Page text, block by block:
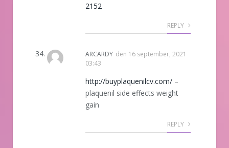
2152
REPLY
ARCARDY den 16 september, 2021
03:43
http://buyplaquenilcv.com/ –
plaquenil side effects weight
gain
REPLY